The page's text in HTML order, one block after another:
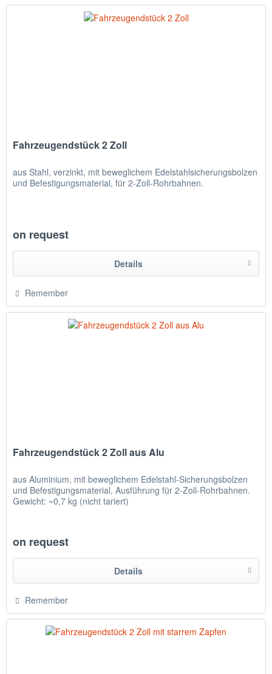
Fahrzeugendstück 2 Zoll
aus Stahl, verzinkt, mit beweglichem Edelstahlsicherungsbolzen
und Befestigungsmaterial, für 2-Zoll-Rohrbahnen.
on request
Details
Remember
Fahrzeugendstück 2 Zoll aus Alu
aus Aluminium, mit beweglichem Edelstahl-Sicherungsbolzen
und Befestigungsmaterial, Ausführung für 2-Zoll-Rohrbahnen.
Gewicht: ~0,7 kg (nicht tariert)
on request
Details
Remember